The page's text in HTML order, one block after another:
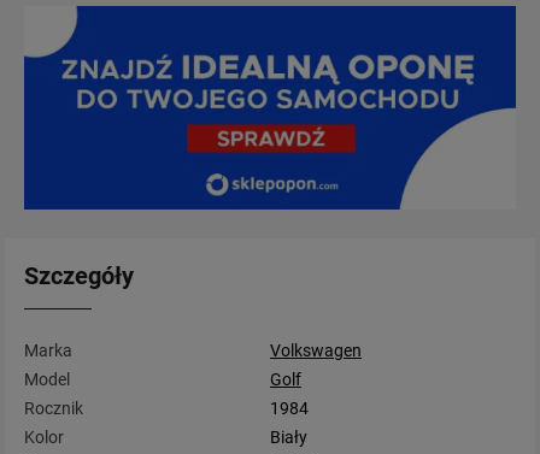
Szczegóły
Marka
Volkswagen
Model
Golf
Rocznik
1984
Kolor
Biały